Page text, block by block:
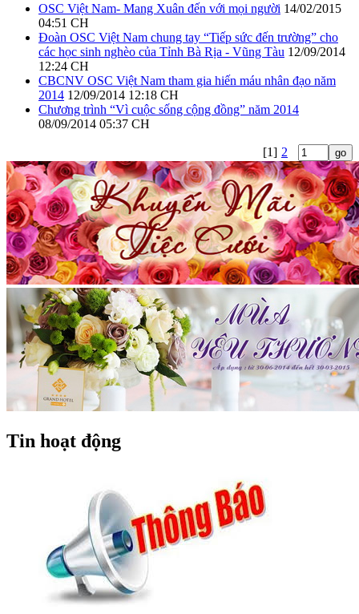
OSC Việt Nam- Mang Xuân đến với mọi người 14/02/2015
04:51 CH
Đoàn OSC Việt Nam chung tay “Tiếp sức đến trường” cho
các học sinh nghèo của Tỉnh Bà Rịa - Vũng Tàu 12/09/2014
12:24 CH
CBCNV OSC Việt Nam tham gia hiến máu nhân đạo năm
2014 12/09/2014 12:18 CH
Chương trình “Vì cuộc sống cộng đồng” năm 2014
08/09/2014 05:37 CH
[1] 2
Tin hoạt động